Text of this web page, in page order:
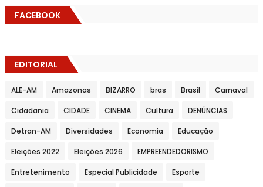
FACEBOOK
EDITORIAL
ALE-AM Amazonas BIZARRO bras Brasil Carnaval
Cidadania CIDADE CINEMA Cultura DENÚNCIAS
Detran-AM Diversidades Economia Educação
Eleições 2022 Eleições 2026 EMPREENDEDORISMO
Entretenimento Especial Publicidade Esporte